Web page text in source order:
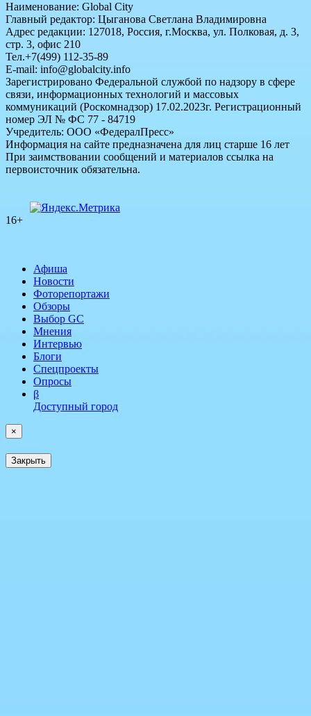
Наименование: Global City
Главный редактор: Цыганова Светлана Владимировна
Адрес редакции: 127018, Россия, г.Москва, ул. Полковая, д. 3,
стр. 3, офис 210
Тел.+7(499) 112-35-89
E-mail: info@globalcity.info
Зарегистрировано Федеральной службой по надзору в сфере
связи, информационных технологий и массовых
коммуникаций (Роскомнадзор) 17.02.2023г. Регистрационный
номер ЭЛ № ФС 77 - 84719
Учредитель: ООО «ФедералПресс»
Информация на сайте предназначена для лиц старше 16 лет
При заимствовании сообщений и материалов ссылка на
первоисточник обязательна.
16+
Афиша
Новости
Фоторепортажи
Обзоры
Выбор GC
Мнения
Интервью
Блоги
Спецпроекты
Опросы
β
Доступный город
×
Закрыть